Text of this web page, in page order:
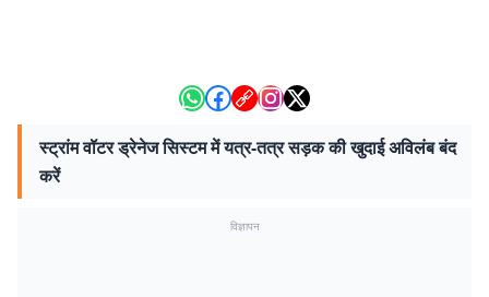
स्ट्रांम वॉटर ड्रेनेज सिस्टम में यत्र-तत्र सड़क की खुदाई अविलंब बंद
करें
विज्ञापन